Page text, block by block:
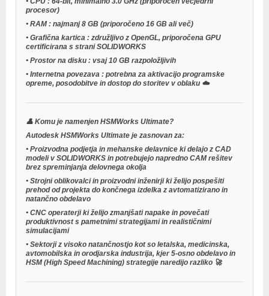
procesor)
• RAM : najmanj 8 GB (priporočeno 16 GB ali več)
• Grafična kartica : združljivo z OpenGL, priporočena GPU
certificirana s strani SOLIDWORKS
• Prostor na disku : vsaj 10 GB razpoložljivih
• Internetna povezava : potrebna za aktivacijo programske
opreme, posodobitve in dostop do storitev v oblaku ☁️
👤 Komu je namenjen HSMWorks Ultimate?
Autodesk HSMWorks Ultimate je zasnovan za:
• Proizvodna podjetja in mehanske delavnice ki delajo z CAD
modeli v SOLIDWORKS in potrebujejo napredno CAM rešitev
brez spreminjanja delovnega okolja
• Strojni oblikovalciin proizvodni inženirjiki želijo pospešiti
prehod od projekta do končnega izdelka z avtomatizirano in
natančno obdelavo
• CNC operaterjiki želijo zmanjšati napake in povečati
produktivnost s pametnimi strategijami in realističnimi
simulacijami
• Sektorji z visoko natančnostjo kot so letalska, medicinska,
avtomobilska in orodjarska industrija, kjer 5-osno obdelavo in
HSM (High Speed Machining) strategije naredijo razliko 🚀